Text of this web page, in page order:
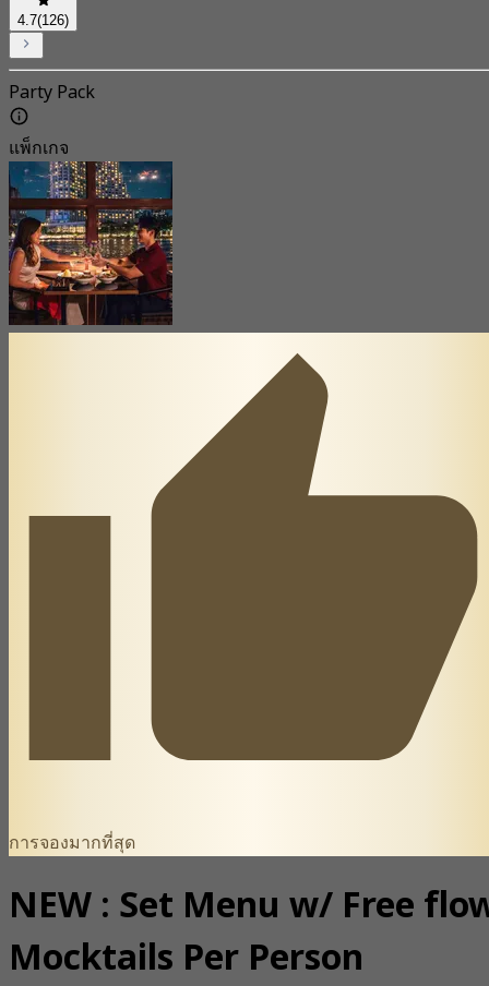
4.7(126)
Party Pack
แพ็กเกจ
การจองมากที่สุด
NEW : Set Menu w/ Free
Mocktails Per Person